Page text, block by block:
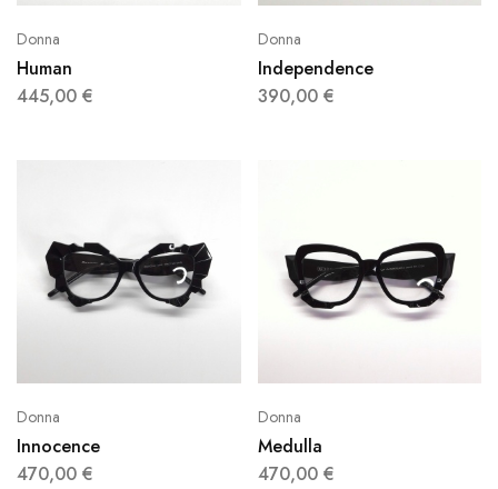
Donna
Human
445,00 €
Donna
Independence
390,00 €
Donna
Innocence
470,00 €
Donna
Medulla
470,00 €